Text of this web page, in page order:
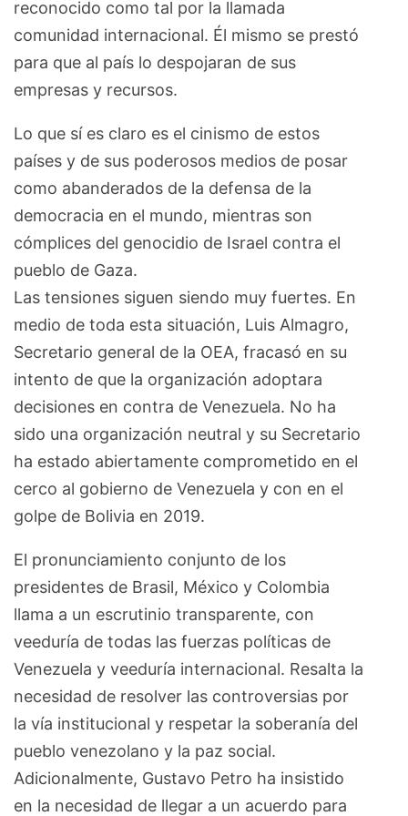
reconocido como tal por la llamada
comunidad internacional. Él mismo se prestó
para que al país lo despojaran de sus
empresas y recursos.
Lo que sí es claro es el cinismo de estos
países y de sus poderosos medios de posar
como abanderados de la defensa de la
democracia en el mundo, mientras son
cómplices del genocidio de Israel contra el
pueblo de Gaza.
Las tensiones siguen siendo muy fuertes. En
medio de toda esta situación, Luis Almagro,
Secretario general de la OEA, fracasó en su
intento de que la organización adoptara
decisiones en contra de Venezuela. No ha
sido una organización neutral y su Secretario
ha estado abiertamente comprometido en el
cerco al gobierno de Venezuela y con en el
golpe de Bolivia en 2019.
El pronunciamiento conjunto de los
presidentes de Brasil, México y Colombia
llama a un escrutinio transparente, con
veeduría de todas las fuerzas políticas de
Venezuela y veeduría internacional. Resalta la
necesidad de resolver las controversias por
la vía institucional y respetar la soberanía del
pueblo venezolano y la paz social.
Adicionalmente, Gustavo Petro ha insistido
en la necesidad de llegar a un acuerdo para